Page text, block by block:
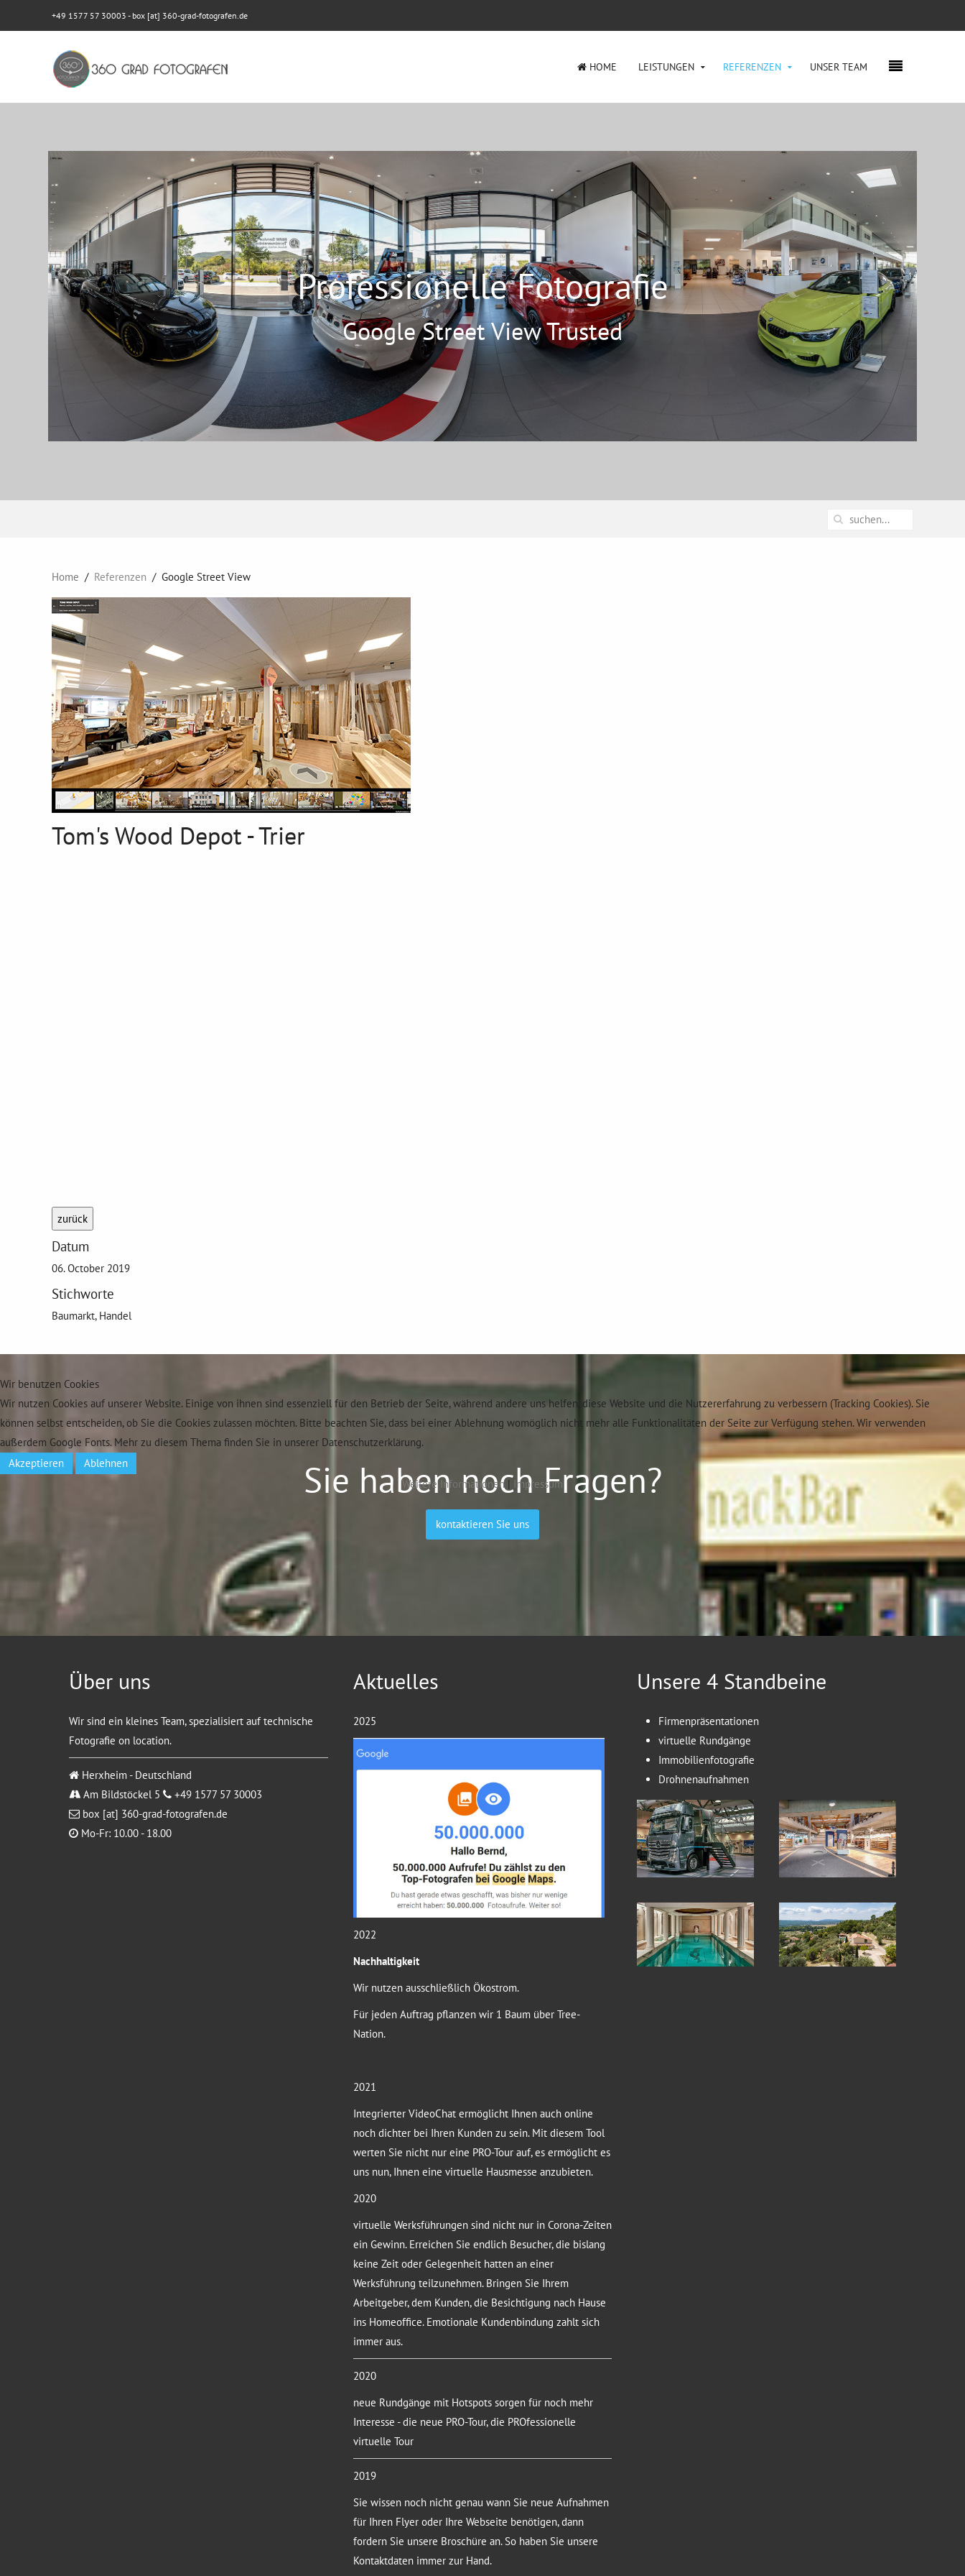
+49 1577 57 30003 - box [at] 360-grad-fotografen.de
HOME LEISTUNGEN REFERENZEN UNSER TEAM
Professionelle Fotografie
Google Street View Trusted
Home Referenzen Google Street View
Tom's Wood Depot - Trier
zurück
Datum
06. October 2019
Stichworte
Baumarkt, Handel
Sie haben noch Fragen?
kontaktieren Sie uns
Über uns
Wir sind ein kleines Team, spezialisiert auf technische
Fotografie on location.
Herxheim - Deutschland
Am Bildstöckel 5
+49 1577 57 30003
box [at] 360-grad-fotografen.de
Mo-Fr: 10.00 - 18.00
Aktuelles
2025
2022
Nachhaltigkeit
Wir nutzen ausschließlich Ökostrom.
Für jeden Auftrag pflanzen wir 1 Baum über Tree-
Nation.
2021
Integrierter VideoChat ermöglicht Ihnen auch online
noch dichter bei Ihren Kunden zu sein. Mit diesem Tool
werten Sie nicht nur eine PRO-Tour auf, es ermöglicht es
uns nun, Ihnen eine virtuelle Hausmesse anzubieten.
2020
virtuelle Werksführungen sind nicht nur in Corona-Zeiten
ein Gewinn. Erreichen Sie endlich Besucher, die bislang
keine Zeit oder Gelegenheit hatten an einer
Werksführung teilzunehmen. Bringen Sie Ihrem
Arbeitgeber, dem Kunden, die Besichtigung nach Hause
ins Homeoffice. Emotionale Kundenbindung zahlt sich
immer aus.
2020
neue Rundgänge mit Hotspots sorgen für noch mehr
Interesse - die neue PRO-Tour, die PROfessionelle
virtuelle Tour
2019
Sie wissen noch nicht genau wann Sie neue Aufnahmen
für Ihren Flyer oder Ihre Webseite benötigen, dann
fordern Sie unsere Broschüre an. So haben Sie unsere
Kontaktdaten immer zur Hand.
Unsere 4 Standbeine
Firmenpräsentationen
virtuelle Rundgänge
Immobilienfotografie
Drohnenaufnahmen
Wir benutzen Cookies
Wir nutzen Cookies auf unserer Website. Einige von ihnen sind essenziell für den Betrieb der Seite, während andere uns helfen, diese Website und die Nutzererfahrung zu verbessern (Tracking Cookies). Sie
können selbst entscheiden, ob Sie die Cookies zulassen möchten. Bitte beachten Sie, dass bei einer Ablehnung womöglich nicht mehr alle Funktionalitäten der Seite zur Verfügung stehen. Wir verwenden
außerdem Google Fonts. Mehr zu diesem Thema finden Sie in unserer Datenschutzerklärung.
Akzeptieren
Ablehnen
Weitere Informationen| Impressum